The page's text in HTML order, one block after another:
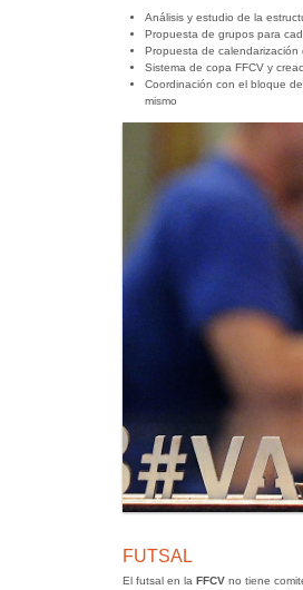
Análisis y estudio de la
Propuesta de grupos para
Propuesta de calendarización
Sistema de copa FFCV y
Coordinación con el bloque
mismo
FUTSAL
El futsal en la FFCVno tiene